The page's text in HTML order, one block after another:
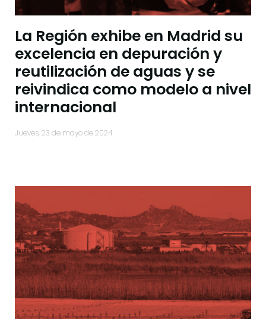
La Región exhibe en Madrid su
excelencia en depuración y
reutilización de aguas y se
reivindica como modelo a nivel
internacional
jueves, 23 de mayo de 2024